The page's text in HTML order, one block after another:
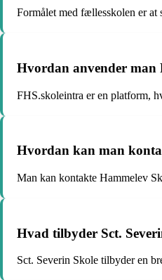
Formålet med fællesskolen er
Hvordan anvender man
FHS.skoleintra er en platform,
Hvordan kan man
Man kan kontakte Hammelev
Hvad tilbyder Sct.
Sct. Severin Skole tilbyder en